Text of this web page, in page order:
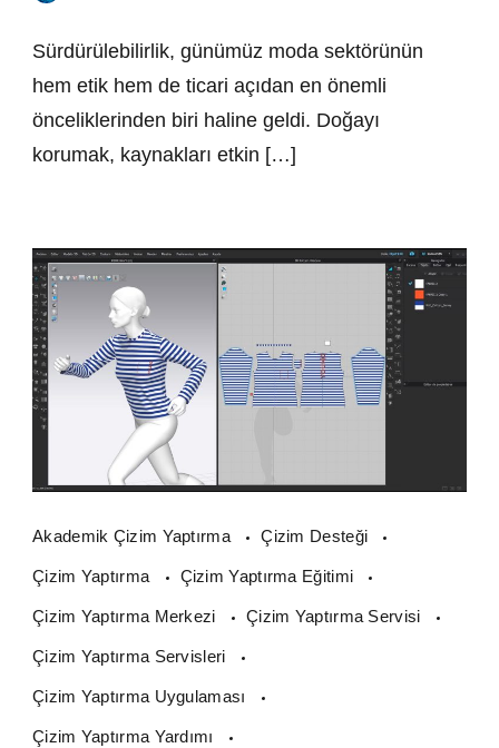
Sürdürülebilirlik, günümüz moda sektörünün
hem etik hem de ticari açıdan en önemli
önceliklerinden biri haline geldi. Doğayı
korumak, kaynakları etkin […]
Akademik Çizim Yaptırma Çizim Desteği
Çizim Yaptırma Çizim Yaptırma Eğitimi
Çizim Yaptırma Merkezi Çizim Yaptırma Servisi
Çizim Yaptırma Servisleri
Çizim Yaptırma Uygulaması
Çizim Yaptırma Yardımı